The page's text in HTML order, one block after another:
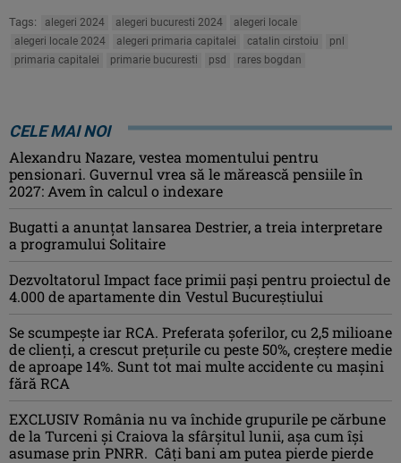
Tags: alegeri 2024 alegeri bucuresti 2024
alegeri locale
alegeri locale 2024
alegeri primaria capitalei catalin cirstoiu
pnl
primaria capitalei
primarie bucuresti psd rares bogdan
CELE MAI NOI
Alexandru Nazare, vestea momentului pentru
pensionari. Guvernul vrea să le mărească pensiile în
2027: Avem în calcul o indexare
Bugatti a anunțat lansarea Destrier, a treia interpretare
a programului Solitaire
Dezvoltatorul Impact face primii pași pentru proiectul de
4.000 de apartamente din Vestul Bucureștiului
Se scumpește iar RCA. Preferata șoferilor, cu 2,5 milioane
de clienți, a crescut prețurile cu peste 50%, creștere medie
de aproape 14%. Sunt tot mai multe accidente cu mașini
fără RCA
EXCLUSIV România nu va închide grupurile pe cărbune
de la Turceni și Craiova la sfârșitul lunii, așa cum își
asumase prin PNRR. Câți bani am putea pierde pierde